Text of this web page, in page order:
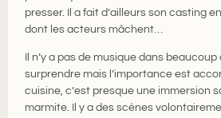
presser. Il a fait d’ailleurs son casting
dont les acteurs mâchent…
Il n’y a pas de musique dans
surprendre mais l’importance est
cuisine, c’est presque une immersion
marmite. Il y a des scènes